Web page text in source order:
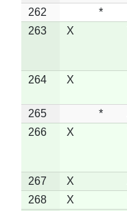
262
*
263
X
264 X
265 *
266
X
267 X
268
X